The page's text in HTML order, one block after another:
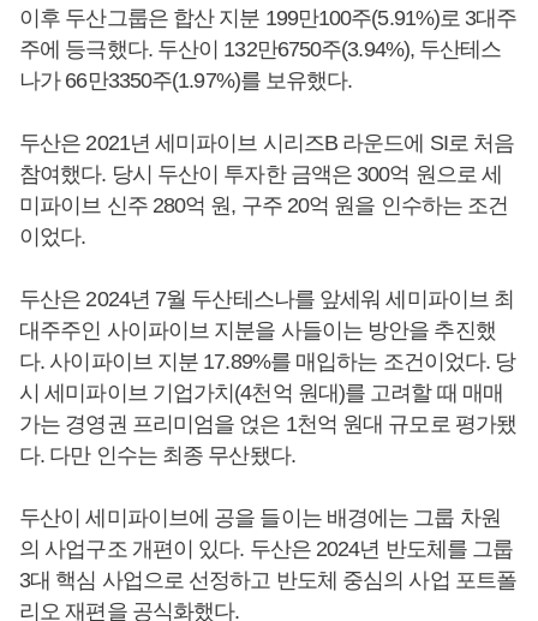
이후 두산그룹은 합산 지분 199만100주(5.91%)로 3대주
주에 등극했다. 두산이 132만6750주(3.94%), 두산테스
나가 66만3350주(1.97%)를 보유했다.
두산은 2021년 세미파이브 시리즈B 라운드에 SI로 처음
참여했다. 당시 두산이 투자한 금액은 300억 원으로 세
미파이브 신주 280억 원, 구주 20억 원을 인수하는 조건
이었다.
두산은 2024년 7월 두산테스나를 앞세워 세미파이브 최
대주주인 사이파이브 지분을 사들이는 방안을 추진했
다. 사이파이브 지분 17.89%를 매입하는 조건이었다. 당
시 세미파이브 기업가치(4천억 원대)를 고려할 때 매매
가는 경영권 프리미엄을 얹은 1천억 원대 규모로 평가됐
다. 다만 인수는 최종 무산됐다.
두산이 세미파이브에 공을 들이는 배경에는 그룹 차원
의 사업구조 개편이 있다. 두산은 2024년 반도체를 그룹
3대 핵심 사업으로 선정하고 반도체 중심의 사업 포트폴
리오 재편을 공식화했다.